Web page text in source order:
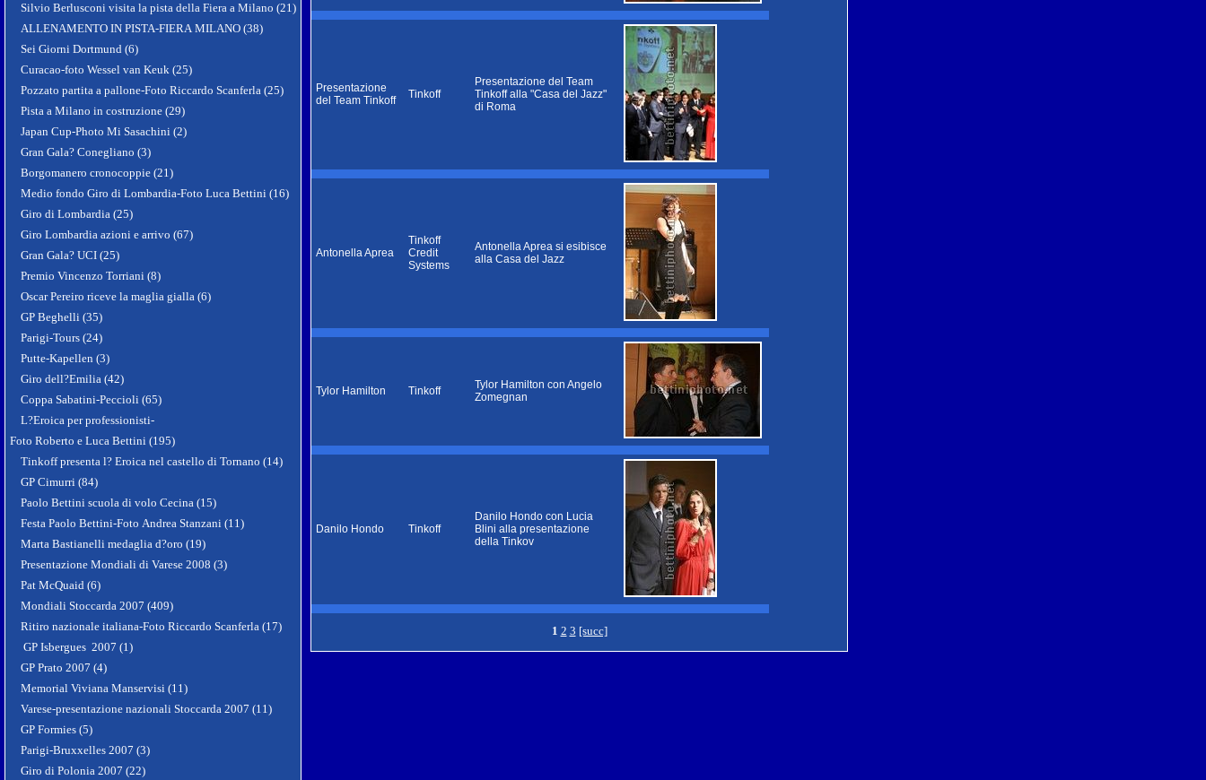
Silvio Berlusconi visita la pista della Fiera a Milano (21)
ALLENAMENTO IN PISTA-FIERA MILANO (38)
Sei Giorni Dortmund (6)
Curacao-foto Wessel van Keuk (25)
Pozzato partita a pallone-Foto Riccardo Scanferla (25)
Pista a Milano in costruzione (29)
Japan Cup-Photo Mi Sasachini (2)
Gran Gala? Conegliano (3)
Borgomanero cronocoppie (21)
Medio fondo Giro di Lombardia-Foto Luca Bettini (16)
Giro di Lombardia (25)
Giro Lombardia azioni e arrivo (67)
Gran Gala? UCI (25)
Premio Vincenzo Torriani (8)
Oscar Pereiro riceve la maglia gialla (6)
GP Beghelli (35)
Parigi-Tours (24)
Putte-Kapellen (3)
Giro dell?Emilia (42)
Coppa Sabatini-Peccioli (65)
L?Eroica per professionisti-
Foto Roberto e Luca Bettini (195)
Tinkoff presenta l? Eroica nel castello di Tornano (14)
GP Cimurri (84)
Paolo Bettini scuola di volo Cecina (15)
Festa Paolo Bettini-Foto Andrea Stanzani (11)
Marta Bastianelli medaglia d?oro (19)
Presentazione Mondiali di Varese 2008 (3)
Pat McQuaid (6)
Mondiali Stoccarda 2007 (409)
Ritiro nazionale italiana-Foto Riccardo Scanferla (17)
GP Isbergues 2007 (1)
GP Prato 2007 (4)
Memorial Viviana Manservisi (11)
Varese-presentazione nazionali Stoccarda 2007 (11)
GP Formies (5)
Parigi-Bruxxelles 2007 (3)
Giro di Polonia 2007 (22)
Presentazione
del Team Tinkoff
Tinkoff
Presentazione del Team
Tinkoff alla "Casa del Jazz"
di Roma
Antonella Aprea
Tinkoff
Credit
Systems
Antonella Aprea si esibisce
alla Casa del Jazz
Tylor Hamilton Tinkoff
Tylor Hamilton con Angelo
Zomegnan
Danilo Hondo Tinkoff
Danilo Hondo con Lucia
Blini alla presentazione
della Tinkov
1 2 3 [succ]